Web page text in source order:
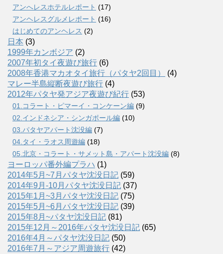
アンへレスホテルレポート (17)
アンヘレスグルメレポート (16)
はじめてのアンヘレス (2)
日本 (3)
1999年カンボジア (2)
2007年初タイ夜遊び旅行 (6)
2008年香港マカオタイ旅行（パタヤ2回目）
(4)
マレー半島縦断夜遊び旅行 (4)
2012年パタヤ発アジア夜遊び紀行 (53)
01.コラート・ピマーイ・コンケーン編 (9)
02.インドネシア・シンガポール編 (10)
03.パタヤアパート沈没編 (7)
04.タイ・ラオス周遊編 (18)
05.北京・コラート・サメット島・アパート沈没編 (8)
ヨーロッパ番外編プラハ (1)
2014年5月~7月パタヤ沈没日記 (59)
2014年9月-10月パタヤ沈没日記 (37)
2015年1月~3月パタヤ沈没日記 (75)
2015年5月~6月パタヤ沈没日記 (39)
2015年8月~パタヤ沈没日記 (81)
2015年12月～2016年パタヤ沈没日記 (65)
2016年4月～パタヤ沈没日記 (50)
2016年7月～アジア周遊旅行 (42)